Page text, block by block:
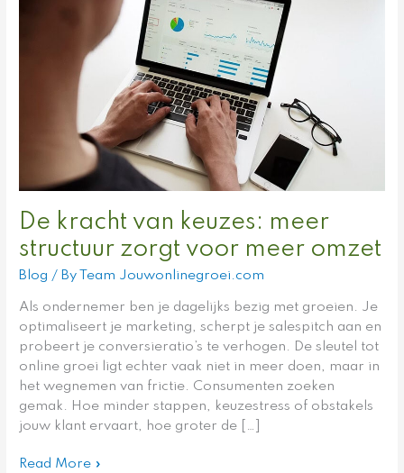
De kracht van keuzes: meer
structuur zorgt voor meer omzet
Blog / By Team Jouwonlinegroei.com
Als ondernemer ben je dagelijks bezig met groeien. Je
optimaliseert je marketing, scherpt je salespitch aan en
probeert je conversieratio’s te verhogen. De sleutel tot
online groei ligt echter vaak niet in meer doen, maar in
het wegnemen van frictie. Consumenten zoeken
gemak. Hoe minder stappen, keuzestress of obstakels
jouw klant ervaart, hoe groter de […]
Read More »